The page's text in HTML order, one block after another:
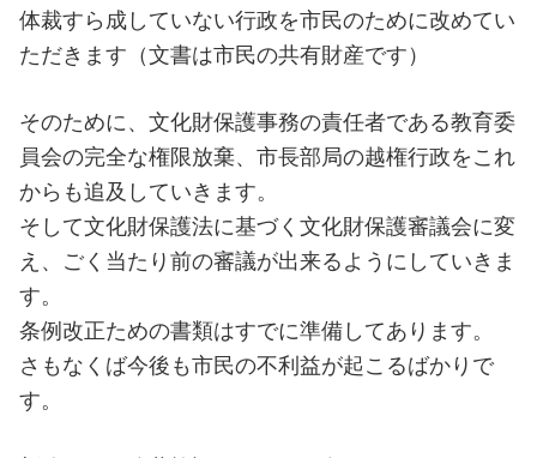
体裁すら成していない行政を市民のために改めてい
ただきます（文書は市民の共有財産です）
そのために、文化財保護事務の責任者である教育委
員会の完全な権限放棄、市長部局の越権行政をこれ
からも追及していきます。
そして文化財保護法に基づく文化財保護審議会に変
え、ごく当たり前の審議が出来るようにしていきま
す。
条例改正ための書類はすでに準備してあります。
さもなくば今後も市民の不利益が起こるばかりで
す。